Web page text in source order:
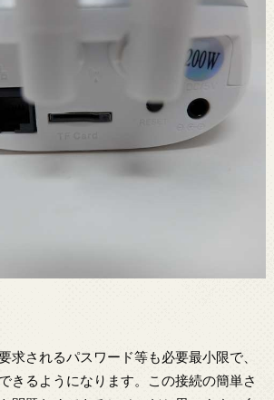
求されるパスワード等も必要最小限で、
きるようになります。この接続の簡単さ